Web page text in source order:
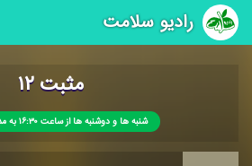
رادیو سلامت
مثبت ۱۲
شنبه ها و دوشنبه ها از ساعت ۱۶:۳۰ به مدت ۲۵ دقیقه